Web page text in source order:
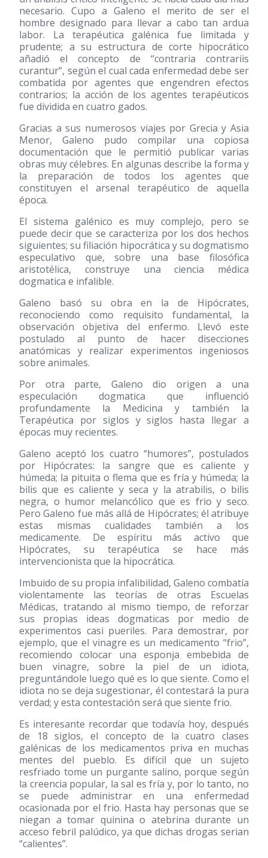
necesario. Cupo a Galeno el merito de ser el
hombre designado para llevar a cabo tan ardua
labor. La terapéutica galénica fue limitada y
prudente; a su estructura de corte hipocrático
añadió el concepto de “contraria contrariis
curantur”, según el cual cada enfermedad debe ser
combatida por agentes que engendren efectos
contrarios; la acción de los agentes terapéuticos
fue dividida en cuatro gados.
Gracias a sus numerosos viajes por Grecia y Asia
Menor, Galeno pudo compilar una copiosa
documentación que le permitió publicar varias
obras muy célebres. En algunas describe la forma y
la preparación de todos los agentes que
constituyen el arsenal terapéutico de aquella
época.
El sistema galénico es muy complejo, pero se
puede decir que se caracteriza por los dos hechos
siguientes; su filiación hipocrática y su dogmatismo
especulativo que, sobre una base filosófica
aristotélica, construye una ciencia médica
dogmatica e infalible.
Galeno basó su obra en la de Hipócrates,
reconociendo como requisito fundamental, la
observación objetiva del enfermo. Llevó este
postulado al punto de hacer disecciones
anatómicas y realizar experimentos ingeniosos
sobre animales.
Por otra parte, Galeno dio origen a una
especulación dogmatica que influenció
profundamente la Medicina y también la
Terapéutica por siglos y siglos hasta llegar a
épocas muy recientes.
Galeno aceptó los cuatro “humores”, postulados
por Hipócrates: la sangre que es caliente y
húmeda; la pituita o flema que es fría y húmeda; la
bilis que es caliente y seca y la atrabilis, o bilis
negra, o humor melancólico que es frio y seco.
Pero Galeno fue más allá de Hipócrates; él atribuye
estas mismas cualidades también a los
medicamente. De espíritu más activo que
Hipócrates, su terapéutica se hace más
intervencionista que la hipocrática.
Imbuido de su propia infalibilidad, Galeno combatía
violentamente las teorías de otras Escuelas
Médicas, tratando al mismo tiempo, de reforzar
sus propias ideas dogmaticas por medio de
experimentos casi pueriles. Para demostrar, por
ejemplo, que el vinagre es un medicamento “frio”,
recomiendo colocar una esponja embebida de
buen vinagre, sobre la piel de un idiota,
preguntándole luego qué es lo que siente. Como el
idiota no se deja sugestionar, él contestará la pura
verdad; y esta contestación será que siente frio.
Es interesante recordar que todavía hoy, después
de 18 siglos, el concepto de la cuatro clases
galénicas de los medicamentos priva en muchas
mentes del pueblo. Es difícil que un sujeto
resfriado tome un purgante salino, porque según
la creencia popular, la sal es fría y, por lo tanto, no
se puede administrar en una enfermedad
ocasionada por el frio. Hasta hay personas que se
niegan a tomar quinina o atebrina durante un
acceso febril palúdico, ya que dichas drogas serian
“calientes”.